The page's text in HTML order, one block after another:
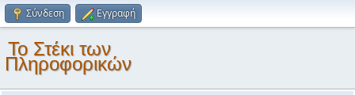
Σύνδεση Εγγραφή
Το Στέκι των
Πληροφορικών